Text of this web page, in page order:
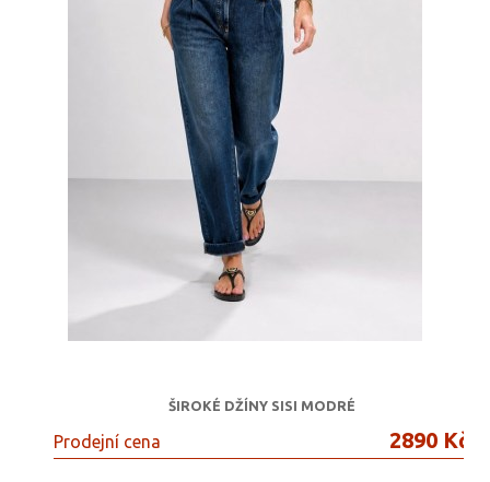
ŠIROKÉ DŽÍNY SISI MODRÉ
Prodejní cena 2890 Kč